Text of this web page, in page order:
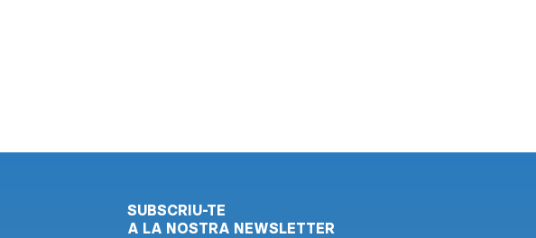
SUBSCRIU-TE
A LA NOSTRA NEWSLETTER